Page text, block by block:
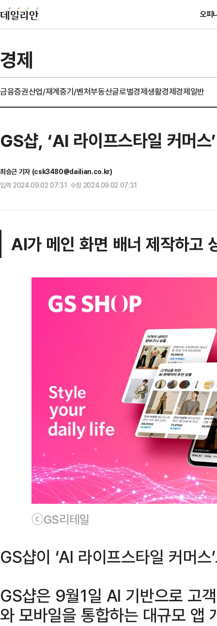
오피
경제
금융증권산업/재계중기/벤처부동산글로벌경제생활경제경제일반
GS샵, ‘AI 라이프스타일 커머스
최승근 기자 (csk3480@dailian.co.kr)
입력 2024.09.02 07:31 수정 2024.09.02 07:31
AI가 메인 화면 배너 제작하고
ⓒGS리테일
GS샵이 ‘AI 라이프스타일 커머
GS샵은 9월1일 AI 기반으로 고
와 모바일을 통합하는 대규모 앱